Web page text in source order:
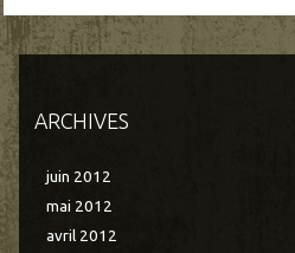
ARCHIVES
juin 2012
mai 2012
avril 2012